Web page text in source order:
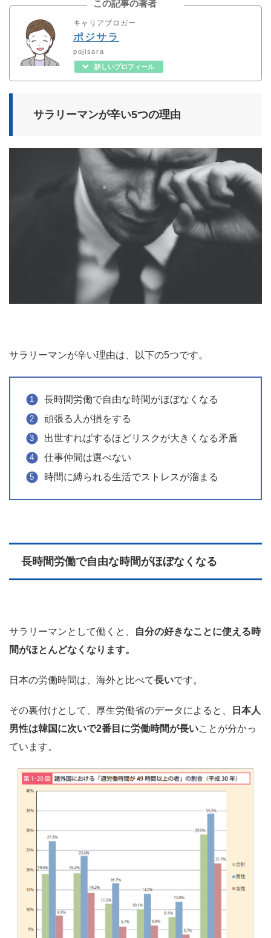
この記事の著者
キャリアブロガー
ポジサラ
pojisara
詳しいプロフィール
サラリーマンが辛い5つの理由
サラリーマンが辛い理由は、以下の5つです。
長時間労働で自由な時間がほぼなくなる
頑張る人が損をする
出世すればするほどリスクが大きくなる矛盾
仕事仲間は選べない
時間に縛られる生活でストレスが溜まる
長時間労働で自由な時間がほぼなくなる
サラリーマンとして働くと、
自分の好きなことに使える時
間がほとんどなくなります。
日本の労働時間は、海外と比べて長いです。
その裏付けとして、厚生労働省のデータによると、
日本人
男性は韓国に次いで2番目に労働時間が長いことが分かっ
ています。